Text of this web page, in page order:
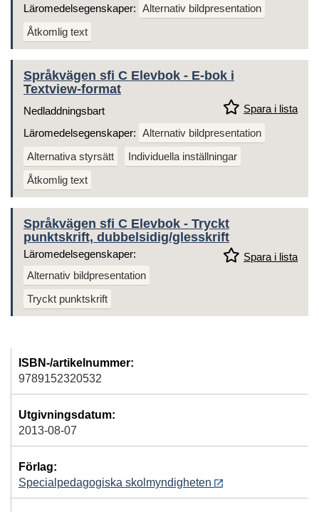
Läromedelsegenskaper: Alternativ bildpresentation
Åtkomlig text
Språkvägen sfi C Elevbok - E-bok i
Textview-format
Spara i lista
Nedladdningsbart
Läromedelsegenskaper: Alternativ bildpresentation
Alternativa styrsätt
Individuella inställningar
Åtkomlig text
Språkvägen sfi C Elevbok - Tryckt
punktskrift, dubbelsidig/glesskrift
Spara i lista
Läromedelsegenskaper:
Alternativ bildpresentation
Tryckt punktskrift
ISBN-/artikelnummer:
9789152320532
Utgivningsdatum:
2013-08-07
Förlag:
Specialpedagogiska skolmyndigheten